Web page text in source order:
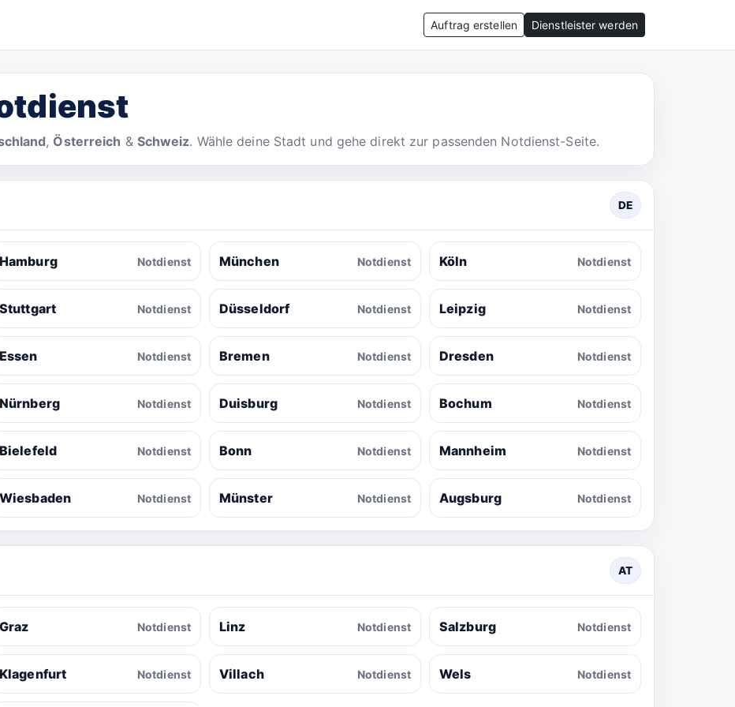
Auftrag erstellen Dienstleister werden
, Österreich & Schweiz. Wähle deine Stadt und gehe direkt zur passenden Notdienst-Seite.
DE
Hamburg Notdienst München Notdienst Köln Notdienst
Stuttgart Notdienst Düsseldorf Notdienst Leipzig Notdienst
Essen Notdienst Bremen Notdienst Dresden Notdienst
Nürnberg Notdienst Duisburg Notdienst Bochum Notdienst
Bielefeld Notdienst Bonn Notdienst Mannheim Notdienst
Wiesbaden Notdienst Münster Notdienst Augsburg Notdienst
AT
Graz Notdienst Linz Notdienst Salzburg Notdienst
Klagenfurt Notdienst Villach Notdienst Wels Notdienst